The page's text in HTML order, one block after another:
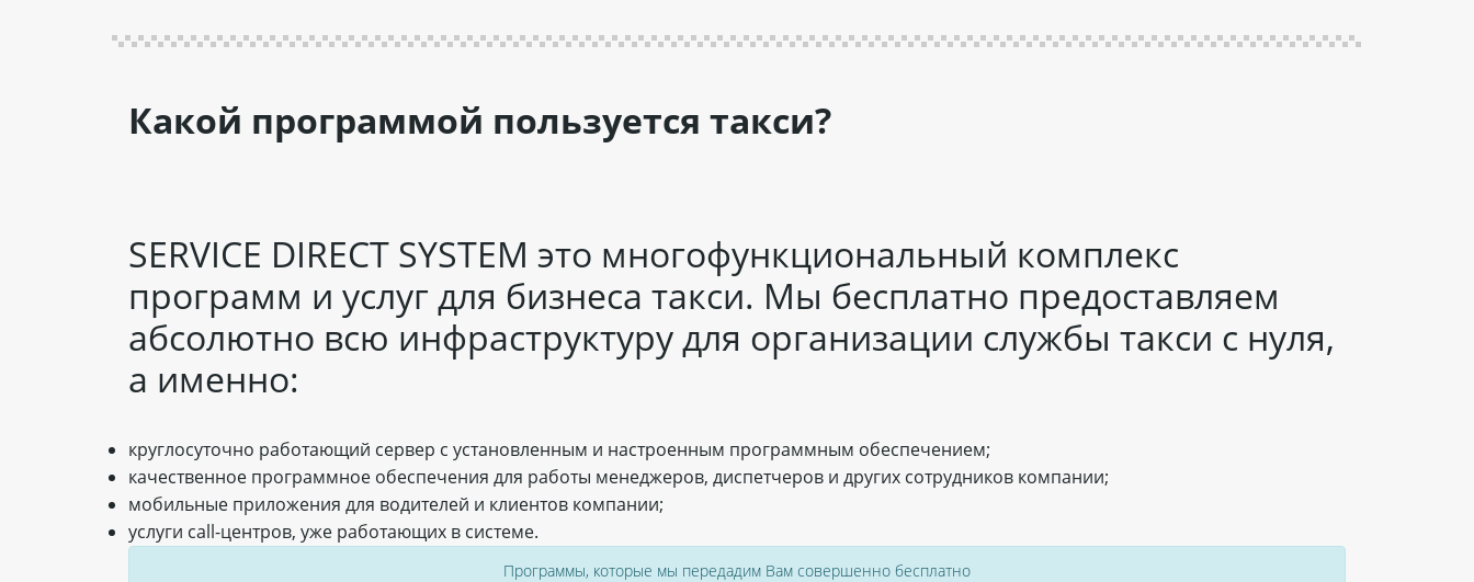
Какой программой пользуется такси?
SERVICE DIRECT SYSTEM это многофункциональный комплекс
программ и услуг для бизнеса такси. Мы бесплатно предоставляем
абсолютно всю инфраструктуру для организации службы такси с нуля,
а именно:
круглосуточно работающий сервер с установленным и настроенным программным обеспечением;
качественное программное обеспечения для работы менеджеров, диспетчеров и других сотрудников компании;
мобильные приложения для водителей и клиентов компании;
услуги call-центров, уже работающих в системе.
Программы, которые мы передадим Вам совершенно бесплатно